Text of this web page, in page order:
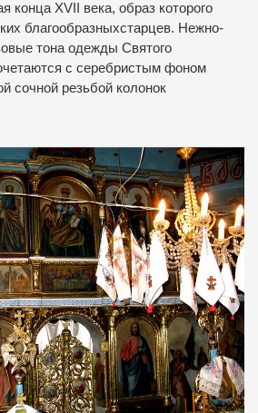
конца XVII века, образ которого
благообразныхстарцев. Нежно-
тона одежды Святого
с серебристым фоном
сочной резьбой колонок